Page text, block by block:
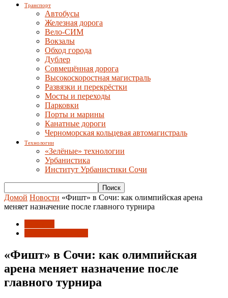
Транспорт
Автобусы
Железная дорога
Вело-СИМ
Вокзалы
Обход города
Дублер
Совмещённая дорога
Высокоскоростная магистраль
Развязки и перекрёстки
Мосты и переходы
Парковки
Порты и марины
Канатные дороги
Черноморская кольцевая автомагистраль
Технологии
«Зелёные» технологии
Урбанистика
Институт Урбанистики Сочи
Домой Новости «Фишт» в Сочи: как олимпийская арена
меняет назначение после главного турнира
«Фишт» в Сочи: как олимпийская
арена меняет назначение после
главного турнира